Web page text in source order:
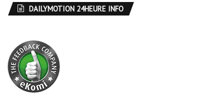
DAILYMOTION 24HEURE INFO